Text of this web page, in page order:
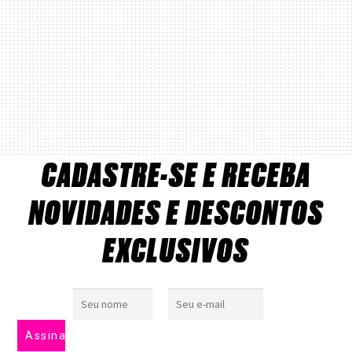
CADASTRE-SE E RECEBA
NOVIDADES E DESCONTOS
EXCLUSIVOS